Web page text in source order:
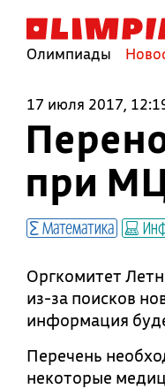
Олимпиады
17 июля 2017,
при
Математика
Оргкомитет
из-за поисков
информация
Перечень
некоторые